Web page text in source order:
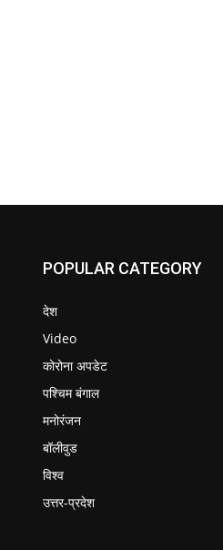
POPULAR CATEGORY
देश
Video
कोरोना अपडेट
पश्चिम बंगाल
मनोरंजन
बॉलीवुड
विश्व
उत्तर-प्रदेश